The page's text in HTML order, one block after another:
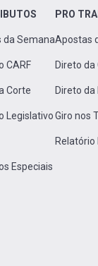
da Semana
CARF
Corte
Legislativo
Especiais
PRO
Apostas
Direto da
Direto da
Giro nos
Relatório